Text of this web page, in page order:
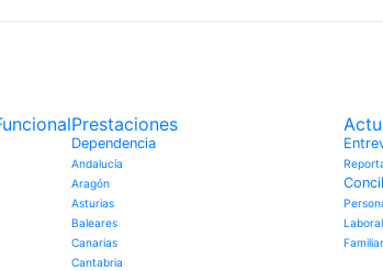
Prestaciones
Dependencia
Andalucía
Aragón
Asturias
Baleares
Canarias
Cantabria
Laboral
Familiar